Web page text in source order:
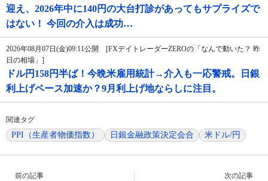
迎え、2026年中に140円の大台打診があってもサプライズで
はない！ 今回の介入は成功…
2026年08月07日(金)09:11公開 [FXデイトレーダーZEROの「なんで動いた？ 昨
日の相場」]
ドル円158円半ば！今晩米雇用統計→介入も一応警戒。日銀
利上げペース加速か？9月利上げ地ならしに注目。
関連タグ
PPI（生産者物価指数） 日銀金融政策決定会合 米ドル/円
前の記事 次の記事